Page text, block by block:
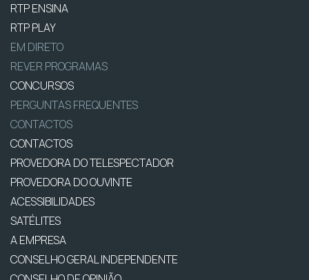
RTP ENSINA
RTP PLAY
EM DIRETO
REVER PROGRAMAS
CONCURSOS
PERGUNTAS FREQUENTES
CONTACTOS
CONTACTOS
PROVEDORA DO TELESPECTADOR
PROVEDORA DO OUVINTE
ACESSIBILIDADES
SATÉLITES
A EMPRESA
CONSELHO GERAL INDEPENDENTE